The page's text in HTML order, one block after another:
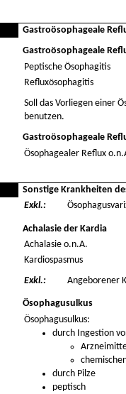
Gastroösophageale
Gastroösophageale
Peptische Ösophagitis
Refluxösophagitis
Soll das Vorliegen einer
benutzen.
Gastroösophageale
Ösophagealer Reflux
Sonstige Krankheiten
Exkl.:
Achalasie der Kardia
Achalasie o.n.A.
Kardiospasmus
Exkl.:
Angeborener
Ösophagusulkus
Ösophagusulkus:
durch Ingestion
durch Pilze
peptisch